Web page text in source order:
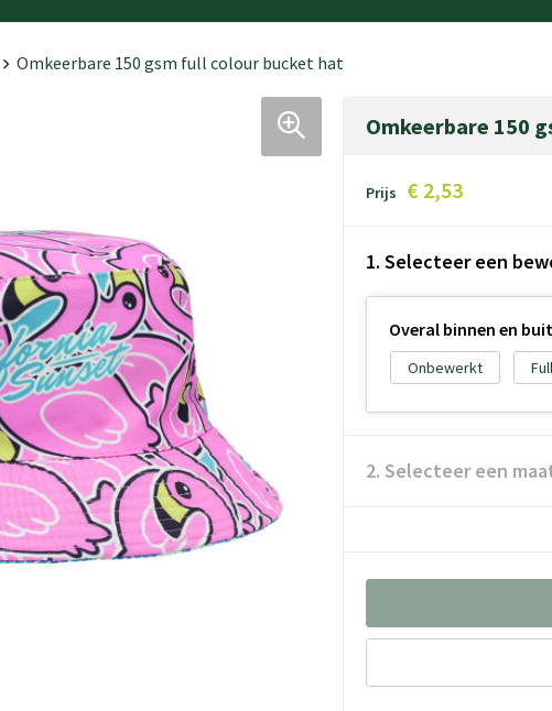
Omkeerbare 150 gsm full colour bucket hat
Omkeerbare 150
Prijs € 2,53
1. Selecteer een
Overal binnen en
Onbewerkt
2. Selecteer een